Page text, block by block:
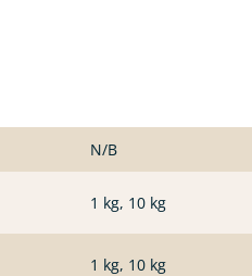
N/B
1 kg, 10 kg
1 kg, 10 kg